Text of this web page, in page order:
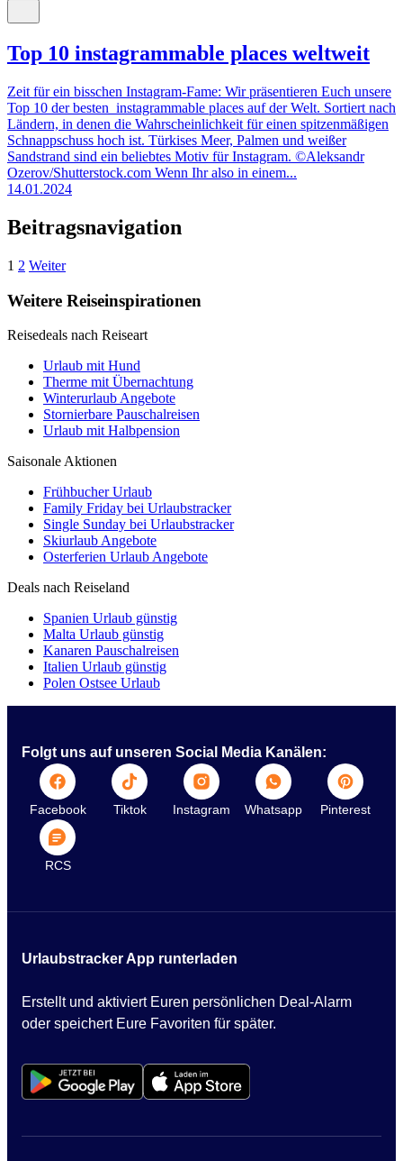
Top 10 instagrammable places weltweit
Zeit für ein bisschen Instagram-Fame: Wir präsentieren Euch unsere
Top 10 der besten instagrammable places auf der Welt. Sortiert nach
Ländern, in denen die Wahrscheinlichkeit für einen spitzenmäßigen
Schnappschuss hoch ist. Türkises Meer, Palmen und weißer
Sandstrand sind ein beliebtes Motiv für Instagram. ©Aleksandr
Ozerov/Shutterstock.com Wenn Ihr also in einem...
14.01.2024
Beitragsnavigation
1 2 Weiter
Weitere Reiseinspirationen
Reisedeals nach Reiseart
Urlaub mit Hund
Therme mit Übernachtung
Winterurlaub Angebote
Stornierbare Pauschalreisen
Urlaub mit Halbpension
Saisonale Aktionen
Frühbucher Urlaub
Family Friday bei Urlaubstracker
Single Sunday bei Urlaubstracker
Skiurlaub Angebote
Osterferien Urlaub Angebote
Deals nach Reiseland
Spanien Urlaub günstig
Malta Urlaub günstig
Kanaren Pauschalreisen
Italien Urlaub günstig
Polen Ostsee Urlaub